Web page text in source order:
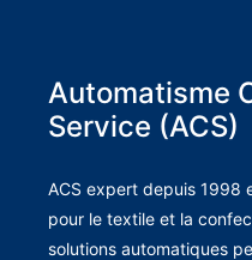
Automatisme
Service (ACS)
ACS expert depuis 1998
pour le textile et la
solutions automatiques